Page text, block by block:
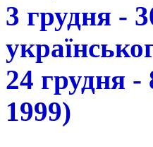
3 грудня -
24 грудня
1999)